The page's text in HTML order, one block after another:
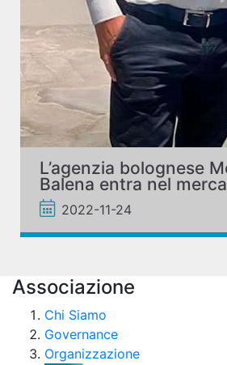
L’agenzia bolognese
Balena entra nel
2022-11-24
Associazione
Chi Siamo
Governance
Organizzazione